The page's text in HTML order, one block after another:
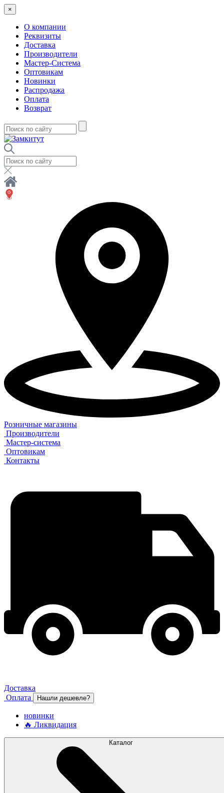
×
О компании
Реквизиты
Доставка
Производители
Мастер-Система
Оптовикам
Новинки
Распродажа
Оплата
Возврат
Розничные магазины
Производители
Мастер-система
Оптовикам
Контакты
Доставка
Оплата
Нашли дешевле?
новинки
🔥 Ликвидация
Каталог